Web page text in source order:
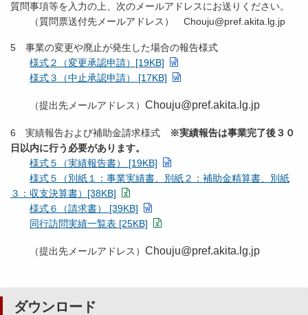
質問事項等を入力の上、次のメールアドレスにお送りください。
（質問票送付先メールアドレス） Chouju@pref.akita.lg.jp
5 事業の変更や廃止が発生した場合の報告様式
様式２（変更承認申請）[19KB]
様式３（中止承認申請） [17KB]
（提出先メールアドレス） Chouju@pref.akita.lg.jp
6 実績報告および補助金請求様式
※実績報告は事業完了後３０
日以内に行う必要があります。
様式５（実績報告書） [19KB]
様式５（別紙１：事業実績書、別紙２：補助金精算書、別紙
３：収支決算書）[38KB]
様式６（請求書） [39KB]
同行訪問実績一覧表 [25KB]
（提出先メールアドレス） Chouju@pref.akita.lg.jp
ダウンロード